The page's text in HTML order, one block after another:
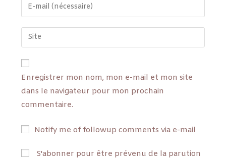
Enregistrer mon nom, mon e-mail et mon site
dans le navigateur pour mon prochain
commentaire.
Notify me of followup comments via e-mail
S'abonner pour être prévenu de la parution